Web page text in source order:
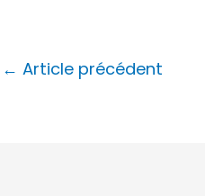
← Article précédent